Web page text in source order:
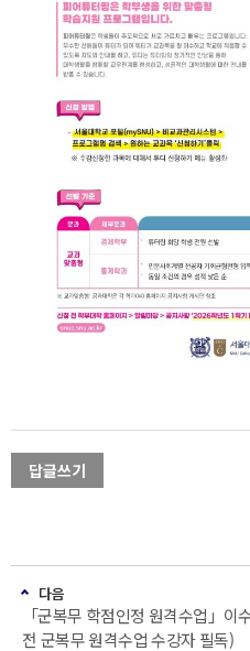
답글쓰기
다음
「군복무 학점인정 원격수업」
전 군복무 원격수업 수강자 필독)